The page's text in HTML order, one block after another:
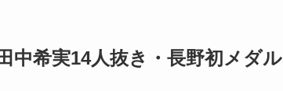
中希実14人抜き・長野初メダル